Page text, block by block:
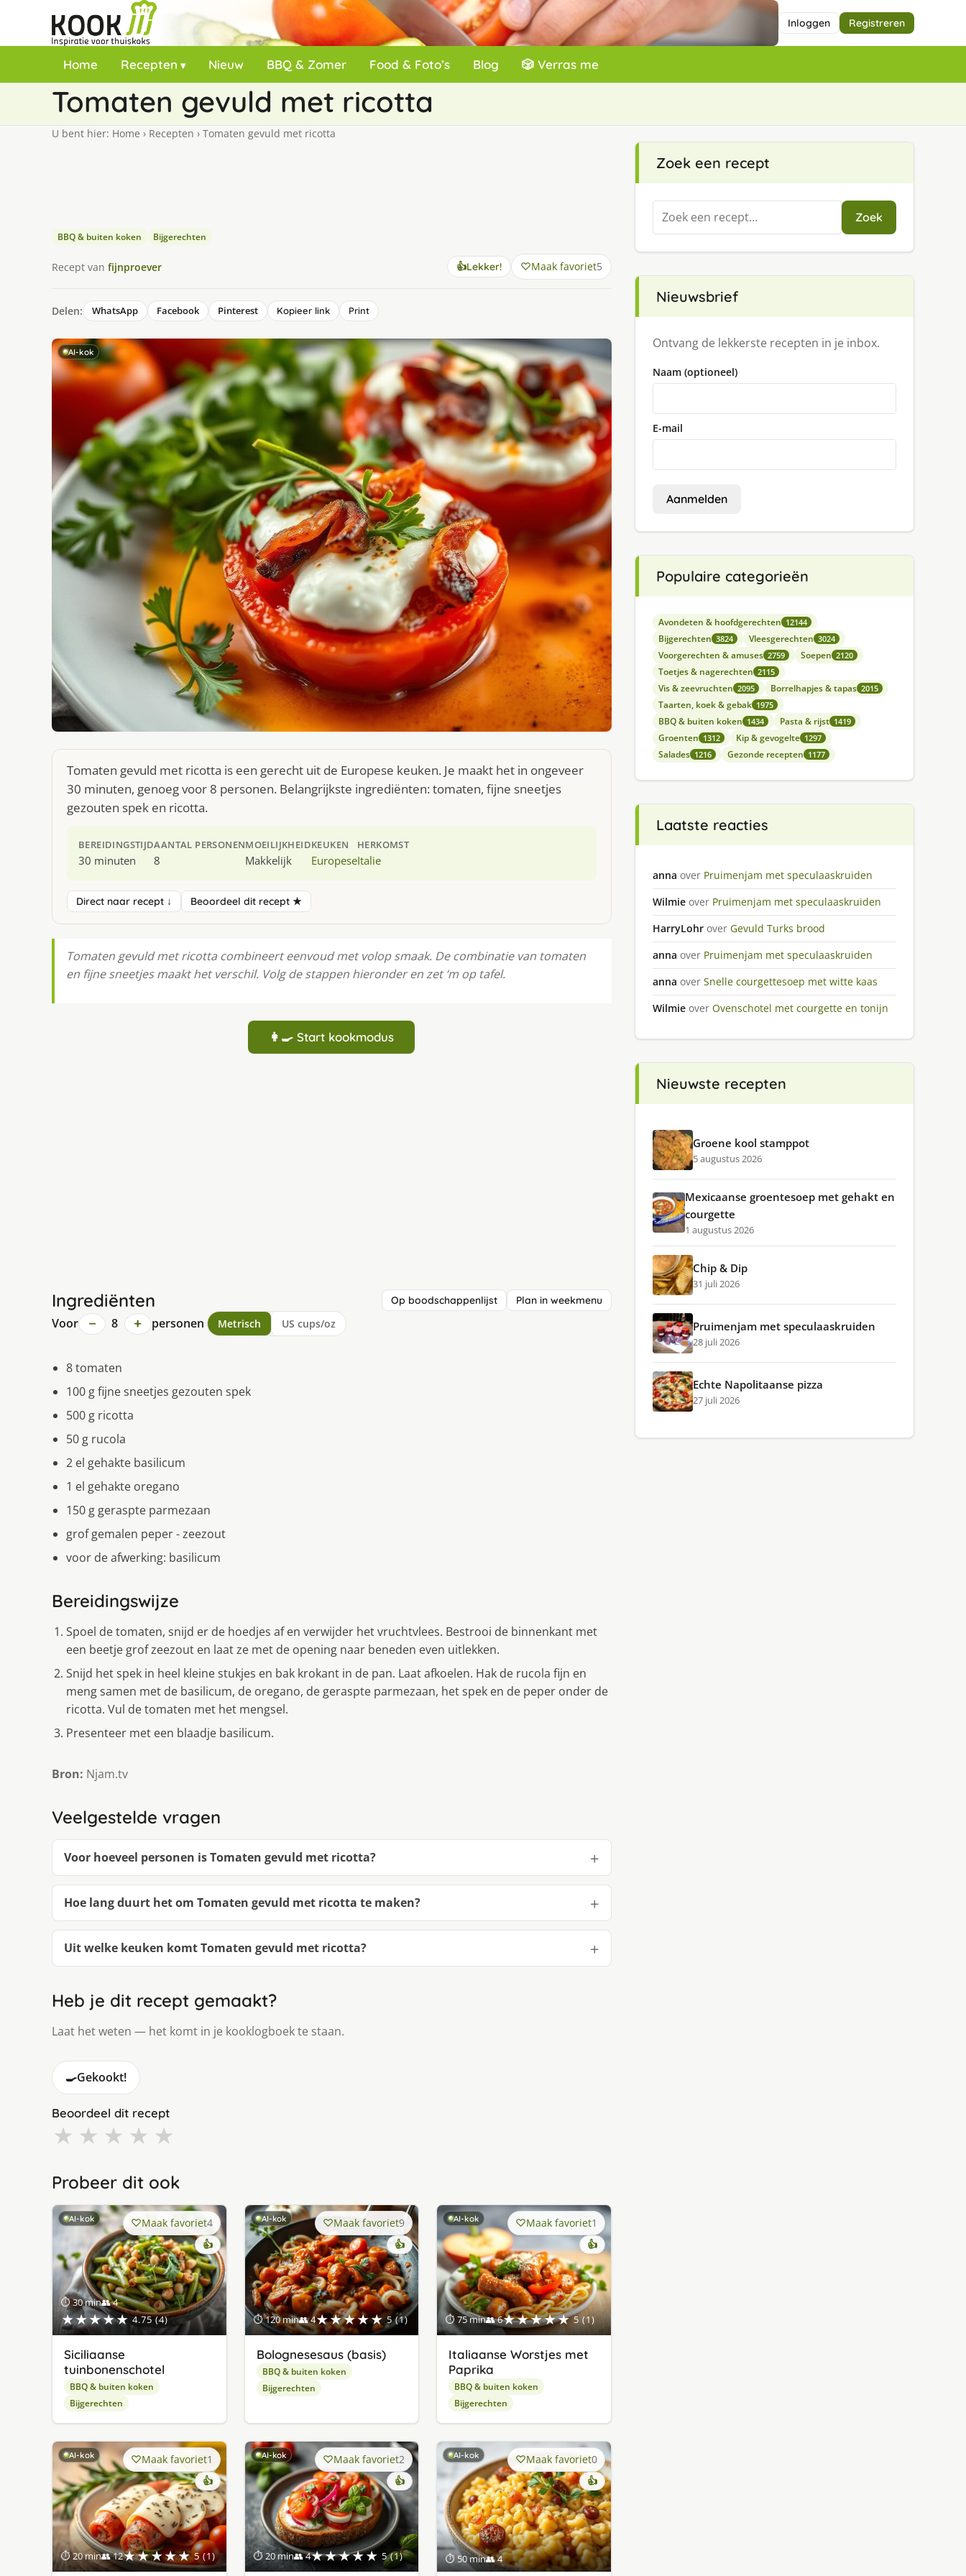
Inloggen Registreren
Home Recepten Nieuw BBQ & Zomer Food & Foto’s Blog 🎲 Verras me
Tomaten gevuld met ricotta
U bent hier: Home › Recepten › Tomaten gevuld met ricotta
BBQ & buiten koken Bijgerechten
Recept van fijnproever 👍Lekker! Maak favoriet5
Delen: WhatsApp Facebook Pinterest Kopieer link Print
AI-kok
Tomaten gevuld met ricotta is een gerecht uit de Europese keuken. Je maakt het in ongeveer
30 minuten, genoeg voor 8 personen. Belangrijkste ingrediënten: tomaten, fijne sneetjes
gezouten spek en ricotta.
BEREIDINGSTIJD
30 minuten
AANTAL PERSONEN
8
MOEILIJKHEID
Makkelijk
KEUKEN
Europese
HERKOMST
Italie
Direct naar recept ↓ Beoordeel dit recept ★
Tomaten gevuld met ricotta combineert eenvoud met volop smaak. De combinatie van tomaten
en fijne sneetjes maakt het verschil. Volg de stappen hieronder en zet ‘m op tafel.
👩‍🍳 Start kookmodus
Ingrediënten Op boodschappenlijst Plan in weekmenu
Voor − 8 + personen Metrisch US cups/oz
8 tomaten
100 g fijne sneetjes gezouten spek
500 g ricotta
50 g rucola
2 el gehakte basilicum
1 el gehakte oregano
150 g geraspte parmezaan
grof gemalen peper - zeezout
voor de afwerking: basilicum
Bereidingswijze
Spoel de tomaten, snijd er de hoedjes af en verwijder het vruchtvlees. Bestrooi de binnenkant met
een beetje grof zeezout en laat ze met de opening naar beneden even uitlekken.
Snijd het spek in heel kleine stukjes en bak krokant in de pan. Laat afkoelen. Hak de rucola fijn en
meng samen met de basilicum, de oregano, de geraspte parmezaan, het spek en de peper onder de
ricotta. Vul de tomaten met het mengsel.
Presenteer met een blaadje basilicum.
Bron: Njam.tv
Veelgestelde vragen
Voor hoeveel personen is Tomaten gevuld met ricotta?
Hoe lang duurt het om Tomaten gevuld met ricotta te maken?
Uit welke keuken komt Tomaten gevuld met ricotta?
Heb je dit recept gemaakt?
Laat het weten — het komt in je kooklogboek te staan.
🍳Gekookt!
Beoordeel dit recept
★ ★ ★ ★ ★
Probeer dit ook
AI-kok
⏱ 30 min👥 4
★★★★★ 4.75 (4)
Maak favoriet4
👍
Siciliaanse
tuinbonenschotel
BBQ & buiten koken
Bijgerechten
AI-kok
⏱ 120 min👥 4★★★★★ 5 (1)
Maak favoriet9
👍
Bolognesesaus (basis)
BBQ & buiten koken
Bijgerechten
AI-kok
⏱ 75 min👥 6★★★★★ 5 (1)
Maak favoriet1
👍
Italiaanse Worstjes met
Paprika
BBQ & buiten koken
Bijgerechten
AI-kok
⏱ 20 min👥 12★★★★★ 5 (1)
Maak favoriet1
👍
AI-kok
⏱ 20 min👥 4★★★★★ 5 (1)
Maak favoriet2
👍
AI-kok
⏱ 50 min👥 4
Maak favoriet0
👍
Zoek een recept
Zoeken
naar:
Zoek
Nieuwsbrief
Ontvang de lekkerste recepten in je inbox.
Naam (optioneel)
E-mail
Aanmelden
Populaire categorieën
Avondeten & hoofdgerechten 12144
Bijgerechten 3824 Vleesgerechten 3024
Voorgerechten & amuses 2759 Soepen 2120
Toetjes & nagerechten 2115
Vis & zeevruchten 2095 Borrelhapjes & tapas 2015
Taarten, koek & gebak 1975
BBQ & buiten koken 1434 Pasta & rijst 1419
Groenten 1312 Kip & gevogelte 1297
Salades 1216 Gezonde recepten 1177
Laatste reacties
anna over Pruimenjam met speculaaskruiden
Wilmie over Pruimenjam met speculaaskruiden
HarryLohr over Gevuld Turks brood
anna over Pruimenjam met speculaaskruiden
anna over Snelle courgettesoep met witte kaas
Wilmie over Ovenschotel met courgette en tonijn
Nieuwste recepten
Groene kool stamppot
5 augustus 2026
Mexicaanse groentesoep met gehakt en
courgette
1 augustus 2026
Chip & Dip
31 juli 2026
Pruimenjam met speculaaskruiden
28 juli 2026
Echte Napolitaanse pizza
27 juli 2026